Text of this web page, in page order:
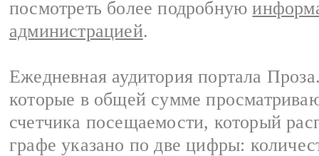
посмотреть более подробную
администрацией.
Ежедневная аудитория портала
которые в общей сумме
счетчика посещаемости, который
графе указано по две цифры: